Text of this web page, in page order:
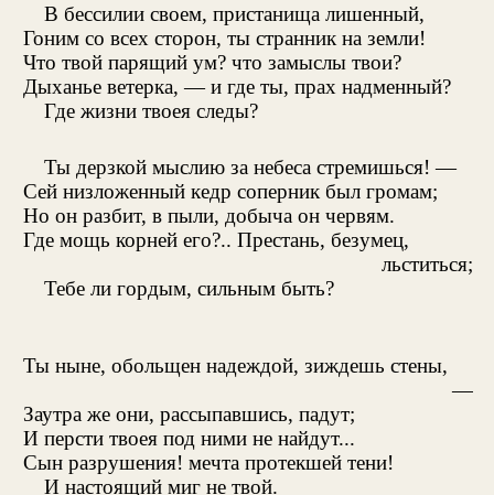
В бессилии своем, пристанища лишенный,
Гоним со всех сторон, ты странник на земли!
Что твой парящий ум? что замыслы твои?
Дыханье ветерка, — и где ты, прах надменный?
Где жизни твоея следы?
Ты дерзкой мыслию за небеса стремишься! —
Сей низложенный кедр соперник был громам;
Но он разбит, в пыли, добыча он червям.
Где мощь корней его?.. Престань, безумец,
льститься;
Тебе ли гордым, сильным быть?
Ты ныне, обольщен надеждой, зиждешь стены,
—
Заутра же они, рассыпавшись, падут;
И персти твоея под ними не найдут...
Сын разрушения! мечта протекшей тени!
И настоящий миг не твой.